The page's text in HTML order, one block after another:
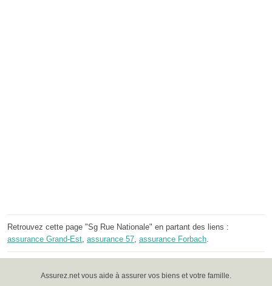
Retrouvez cette page "Sg Rue Nationale" en partant des liens :
assurance Grand-Est, assurance 57, assurance Forbach.
Assurez.net vous aide à assurer vos biens et votre famille.